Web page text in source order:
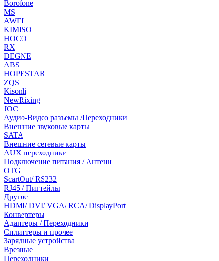
Borofone
MS
AWEI
KIMISO
HOCO
RX
DEGNE
ABS
HOPESTAR
ZQS
Kisonli
NewRixing
JOC
Аудио-Видео разъемы /Переходники
Внешние звуковые карты
SATA
Внешние сетевые карты
AUX переходники
Подключение питания / Антенн
OTG
ScartOut/ RS232
RJ45 / Пигтейлы
Другое
HDMI/ DVI/ VGA/ RCA/ DisplayPort
Конвертеры
Адаптеры / Переходники
Сплиттеры и прочее
Зарядные устройства
Врезные
Переходники